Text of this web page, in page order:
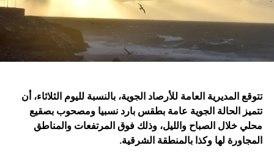
تتوقع المديرية العامة للأرصاد الجوية، بالنسبة لليوم الثلاثاء، أن
تتميز الحالة الجوية عامة بطقس بارد نسبيا ومصحوب بصقيع
محلي خلال الصباح والليل، وذلك فوق المرتفعات والمناطق
المجاورة لها وكذا بالمنطقة الشرقية.